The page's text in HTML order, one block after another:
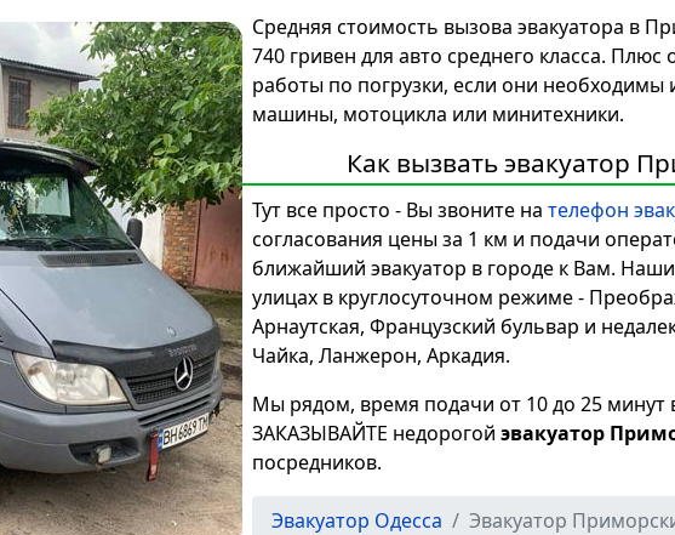
Средняя стоимость вызова эвакуатора в
740 гривен для авто среднего класса.
работы по погрузки, если они необходимы
машины, мотоцикла или минитехники.
Как вызвать эвакуатор
Тут все просто - Вы звоните на телефон
согласования цены за 1 км и подачи
ближайший эвакуатор в городе к Вам.
улицах в круглосуточном режиме -
Арнаутская, Французский бульвар и
Чайка, Ланжерон, Аркадия.
Мы рядом, время подачи от 10 до 25 минут
ЗАКАЗЫВАЙТЕ недорогой эвакуатор
посредников.
Эвакуатор Одесса Эвакуатор